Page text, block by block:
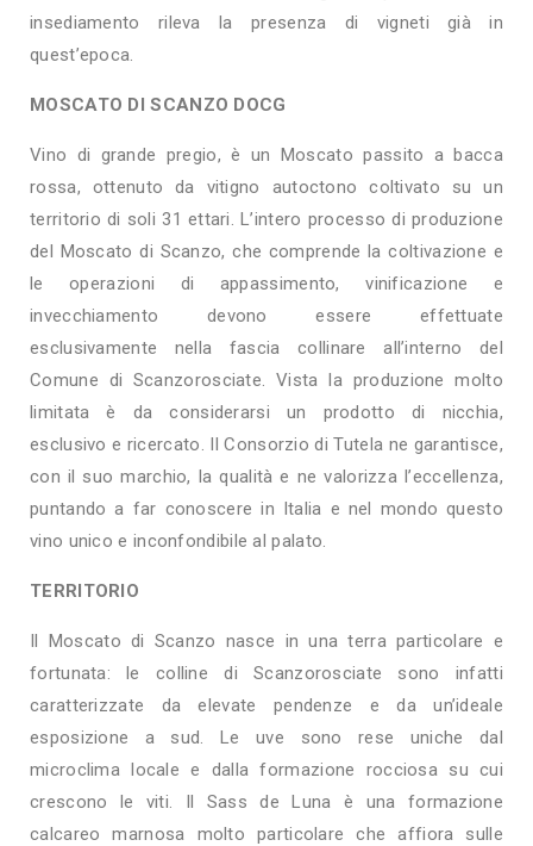
insediamento rileva la presenza di vigneti già in
quest’epoca.
MOSCATO DI SCANZO DOCG
Vino di grande pregio, è un Moscato passito a bacca
rossa, ottenuto da vitigno autoctono coltivato su un
territorio di soli 31 ettari. L’intero processo di produzione
del Moscato di Scanzo, che comprende la coltivazione e
le operazioni di appassimento, vinificazione e
invecchiamento devono essere effettuate
esclusivamente nella fascia collinare all’interno del
Comune di Scanzorosciate. Vista la produzione molto
limitata è da considerarsi un prodotto di nicchia,
esclusivo e ricercato. Il Consorzio di Tutela ne garantisce,
con il suo marchio, la qualità e ne valorizza l’eccellenza,
puntando a far conoscere in Italia e nel mondo questo
vino unico e inconfondibile al palato.
TERRITORIO
Il Moscato di Scanzo nasce in una terra particolare e
fortunata: le colline di Scanzorosciate sono infatti
caratterizzate da elevate pendenze e da un’ideale
esposizione a sud. Le uve sono rese uniche dal
microclima locale e dalla formazione rocciosa su cui
crescono le viti. Il Sass de Luna è una formazione
calcareo marnosa molto particolare che affiora sulle